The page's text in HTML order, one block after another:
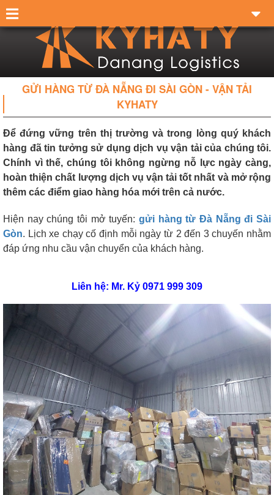
GỬI HÀNG TỪ ĐÀ NẴNG ĐI SÀI GÒN - VẬN TẢI
KYHATY
Để đứng vững trên thị trường và trong lòng quý khách
hàng đã tin tưởng sử dụng dịch vụ vận tải của chúng tôi.
Chính vì thế, chúng tôi không ngừng nỗ lực ngày càng,
hoàn thiện chất lượng dịch vụ vận tải tốt nhất và mở rộng
thêm các điểm giao hàng hóa mới trên cả nước.
Hiện nay chúng tôi mở tuyến: gửi hàng từ Đà Nẵng đi Sài
Gòn. Lịch xe chạy cố định mỗi ngày từ 2 đến 3 chuyến nhằm
đáp ứng nhu cầu vận chuyển của khách hàng.
Liên hệ: Mr. Kỷ 0971 999 309